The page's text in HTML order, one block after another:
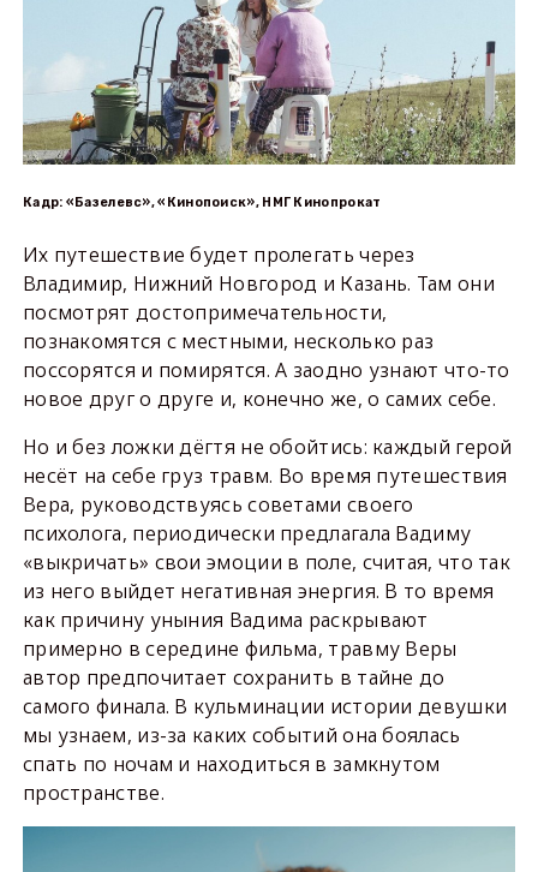
Кадр: «Базелевс», «Кинопоиск», НМГ Кинопрокат
Их путешествие будет пролегать через
Владимир, Нижний Новгород и Казань. Там они
посмотрят достопримечательности,
познакомятся с местными, несколько раз
поссорятся и помирятся. А заодно узнают что-то
новое друг о друге и, конечно же, о самих себе.
Но и без ложки дёгтя не обойтись: каждый герой
несёт на себе груз травм. Во время путешествия
Вера, руководствуясь советами своего
психолога, периодически предлагала Вадиму
«выкричать» свои эмоции в поле, считая, что так
из него выйдет негативная энергия. В то время
как причину уныния Вадима раскрывают
примерно в середине фильма, травму Веры
автор предпочитает сохранить в тайне до
самого финала. В кульминации истории девушки
мы узнаем, из-за каких событий она боялась
спать по ночам и находиться в замкнутом
пространстве.